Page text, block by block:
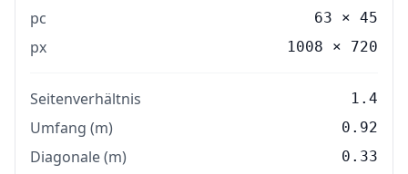
pc 63 × 45
px 1008 × 720
Seitenverhältnis 1.4
Umfang (m) 0.92
Diagonale (m) 0.33